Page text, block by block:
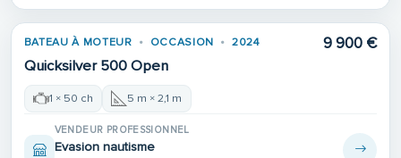
BATEAU À MOTEUR OCCASION 2024
Quicksilver 500 Open
9 900 €
1 × 50 ch 5 m × 2,1 m
VENDEUR PROFESSIONNEL
Evasion nautisme